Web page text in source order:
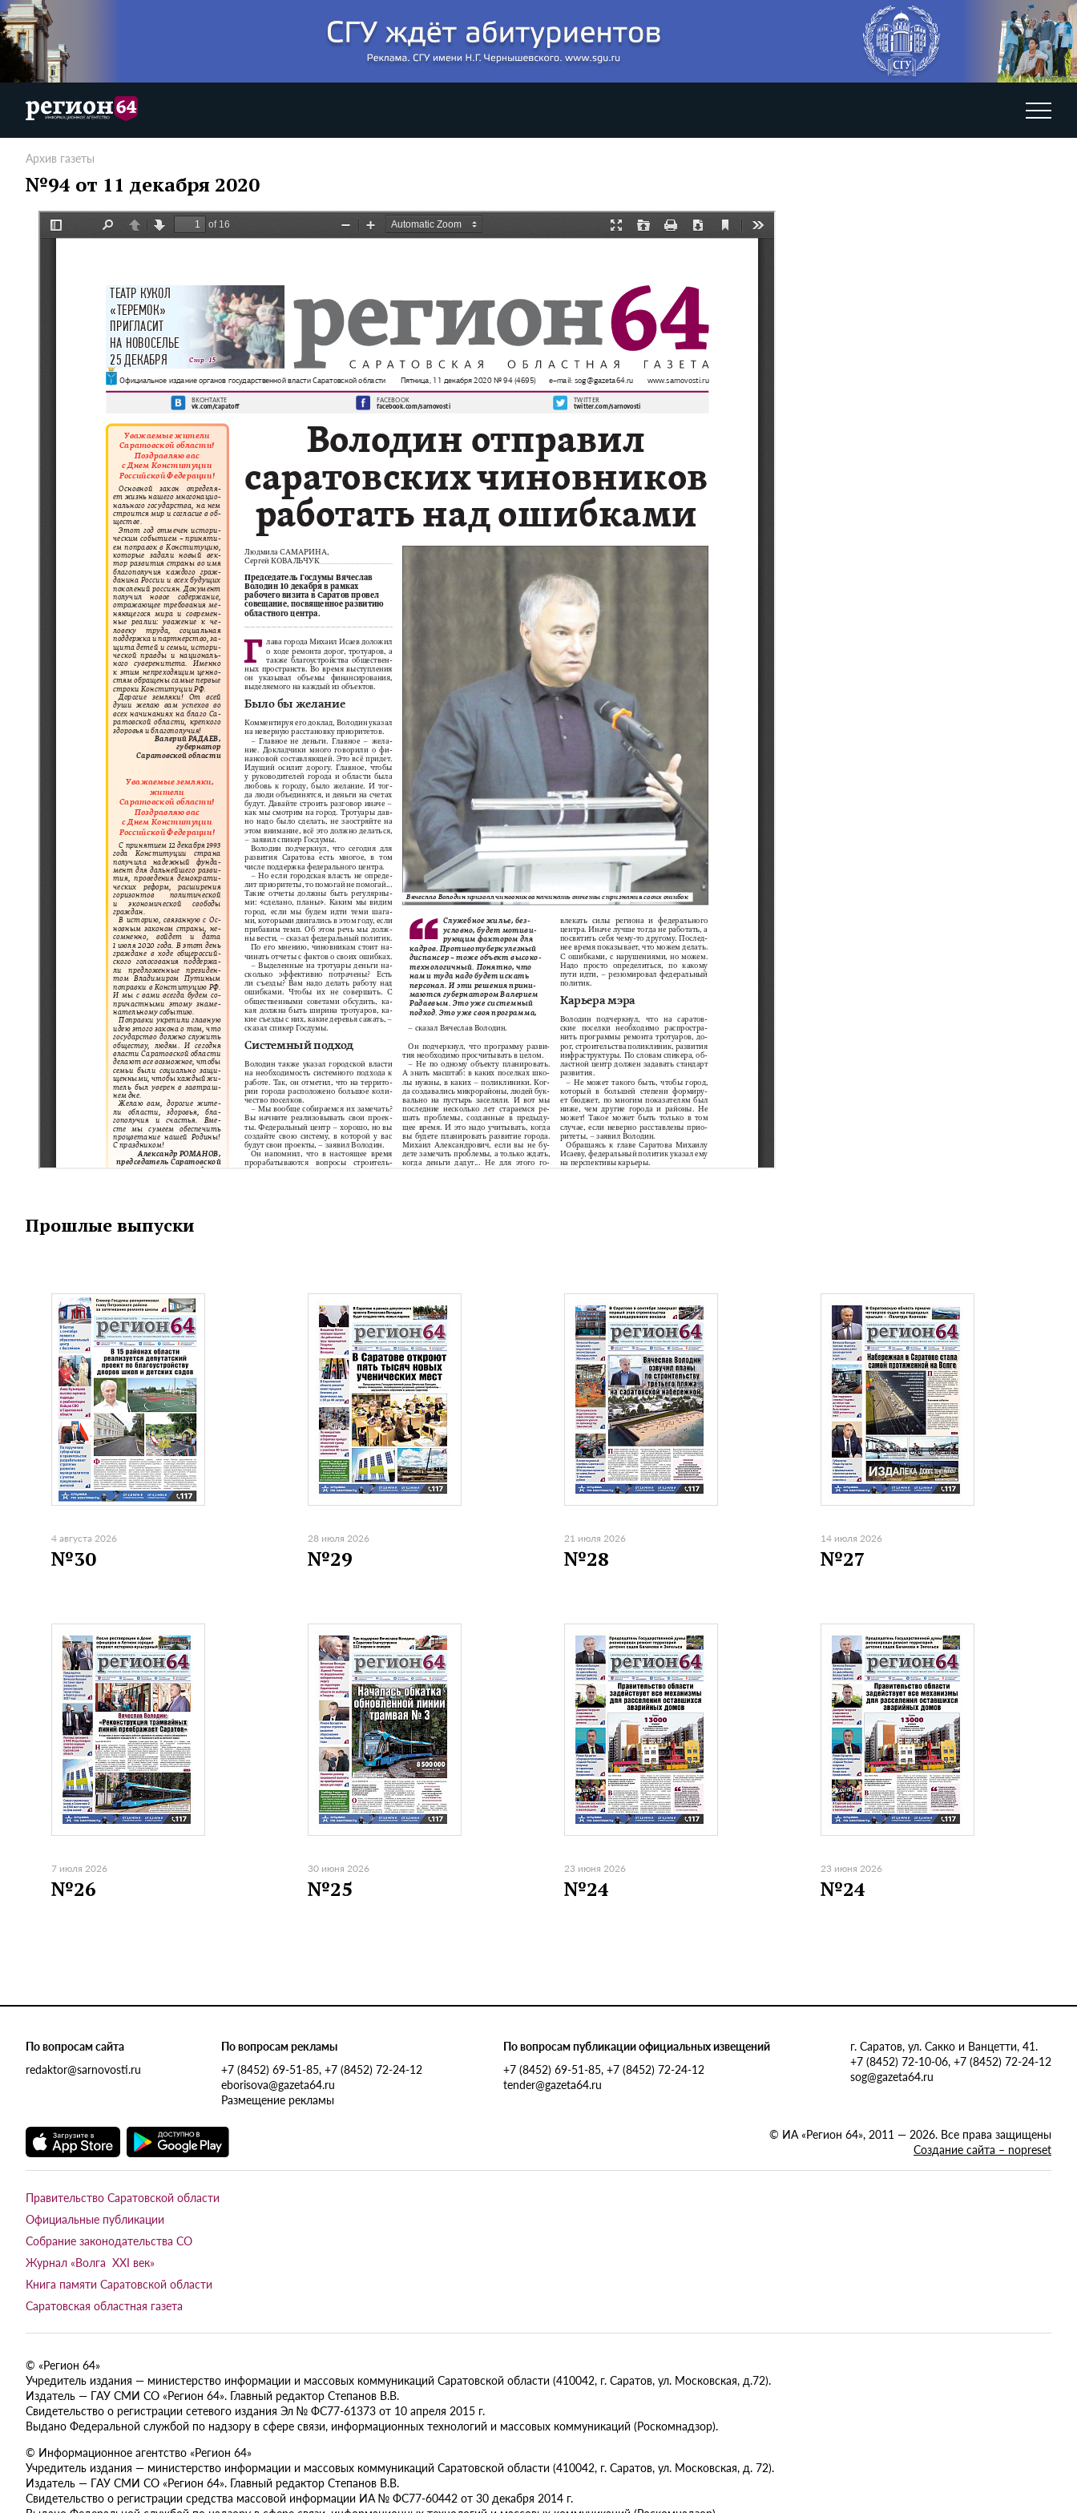
Архив газеты
№94 от 11 декабря 2020
Прошлые выпуски
4 августа 2026
№30
28 июля 2026
№29
21 июля 2026
№28
14 июля 2026
№27
7 июля 2026
№26
30 июня 2026
№25
23 июня 2026
№24
23 июня 2026
№24
По вопросам сайта
redaktor@sarnovosti.ru
По вопросам рекламы
+7 (8452) 69-51-85, +7 (8452) 72-24-12
eborisova@gazeta64.ru
Размещение рекламы
По вопросам публикации официальных извещений
+7 (8452) 69-51-85, +7 (8452) 72-24-12
tender@gazeta64.ru
г. Саратов, ул. Сакко и Ванцетти, 41.
+7 (8452) 72-10-06, +7 (8452) 72-24-12
sog@gazeta64.ru
© ИА «Регион 64», 2011 — 2026. Все права защищены
Создание сайта – nopreset
Правительство Саратовской области
Официальные публикации
Собрание законодательства СО
Журнал «Волга XXI век»
Книга памяти Саратовской области
Саратовская областная газета
© «Регион 64»
Учредитель издания — министерство информации и массовых коммуникаций Саратовской области (410042, г. Саратов, ул. Московская, д.72).
Издатель — ГАУ СМИ СО «Регион 64». Главный редактор Степанов В.В.
Свидетельство о регистрации сетевого издания Эл № ФС77-61373 от 10 апреля 2015 г.
Выдано Федеральной службой по надзору в сфере связи, информационных технологий и массовых коммуникаций (Роскомнадзор).
© Информационное агентство «Регион 64»
Учредитель издания — министерство информации и массовых коммуникаций Саратовской области (410042, г. Саратов, ул. Московская, д. 72).
Издатель — ГАУ СМИ СО «Регион 64». Главный редактор Степанов В.В.
Свидетельство о регистрации средства массовой информации ИА № ФС77-60442 от 30 декабря 2014 г.